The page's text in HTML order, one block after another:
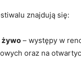
‌znajdują się:
żywo ⁢– występy w
⁣oraz na